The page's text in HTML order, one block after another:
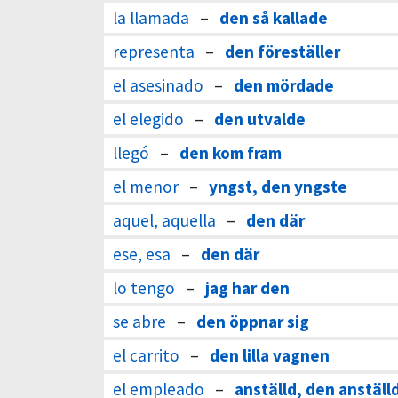
la llamada – den så kallade
representa – den föreställer
el asesinado – den mördade
el elegido – den utvalde
llegó – den kom fram
el menor – yngst, den yngste
aquel, aquella – den där
ese, esa – den där
lo tengo – jag har den
se abre – den öppnar sig
el carrito – den lilla vagnen
el empleado – anställd, den